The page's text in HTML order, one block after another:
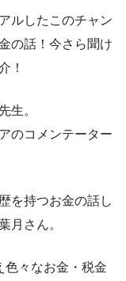
ルしたこのチャン
の話！今さら聞け
！
生。
のコメンテーター
を持つお金の話し
月さん。
色々なお金・税金